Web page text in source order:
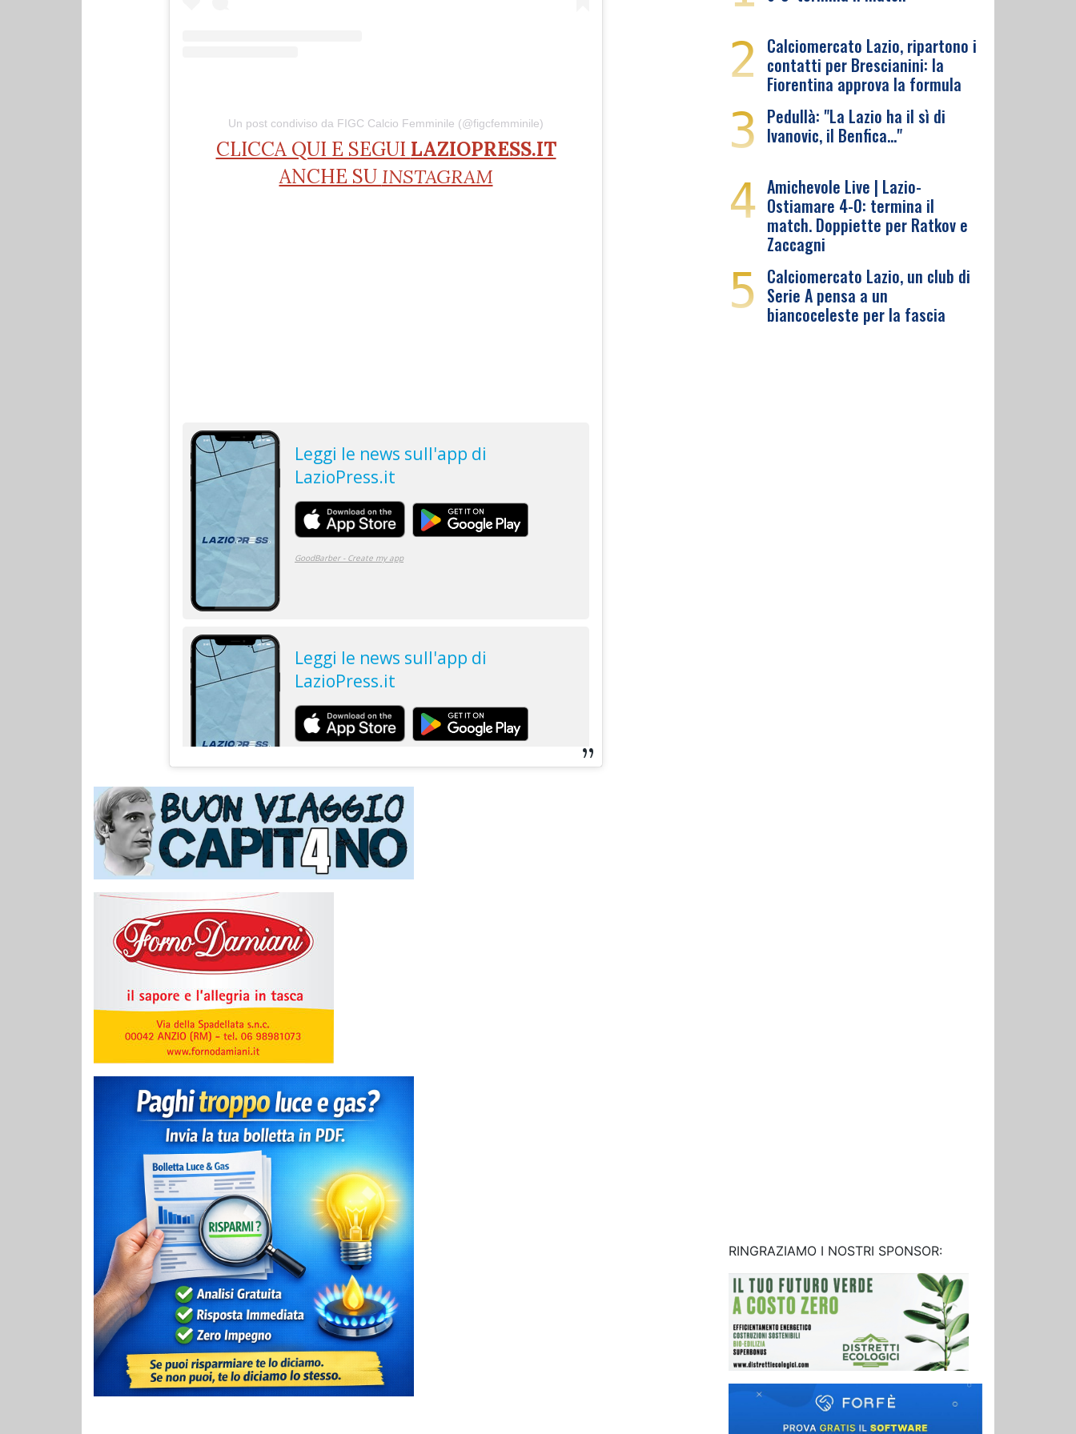
Un post condiviso da FIGC Calcio Femminile (@figcfemminile)
CLICCA QUI E SEGUI LAZIOPRESS.IT
ANCHE SU INSTAGRAM
2 Calciomercato Lazio, ripartono i
contatti per Brescianini: la
Fiorentina approva la formula
3 Pedullà: "La Lazio ha il sì di
Ivanovic, il Benfica…"
4 Amichevole Live | Lazio-
Ostiamare 4-0: termina il
match. Doppiette per Ratkov e
Zaccagni
5 Calciomercato Lazio, un club di
Serie A pensa a un
biancoceleste per la fascia
RINGRAZIAMO I NOSTRI SPONSOR: